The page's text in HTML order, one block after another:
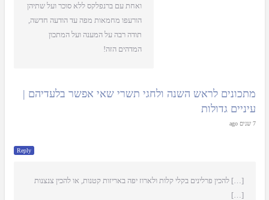
ואחת עם ברנפלקס ללא סוכר ועל שתיהן
הורעפו מחמאות מפה עד הודעה חדשה,
תודה רבה על המענה ועל המתכון
המדהים הזה!
מתכונים לראש השנה ולחגי תשרי שאי אפשר בלעדיהם |
עיניים גדולות
7 שנים ago
Reply
[…] להכין פרלינים בקלי קלות ולארוז יפה באריזות קטנות, או להכין צנצנות
[…]